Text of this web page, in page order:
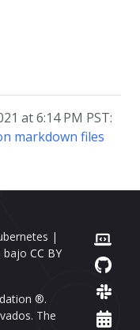
at 6:14 PM PST:
markdown files
|
bajoCC BY
®.
The